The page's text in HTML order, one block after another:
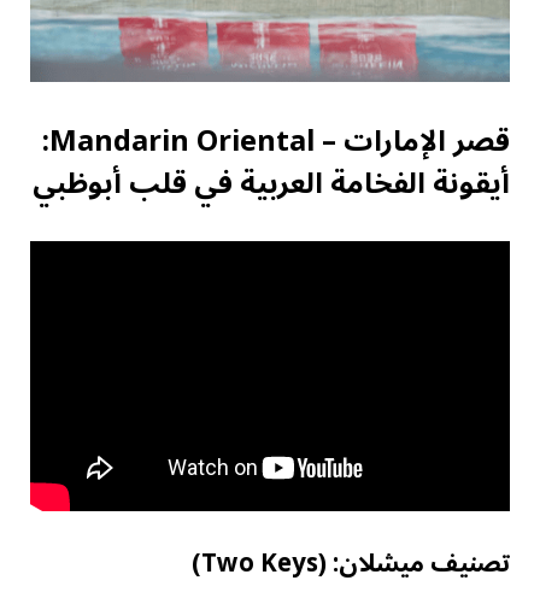
قصر الإمارات – Mandarin Oriental:
أيقونة الفخامة العربية في قلب أبوظبي
تصنيف ميشلان: (Two Keys)